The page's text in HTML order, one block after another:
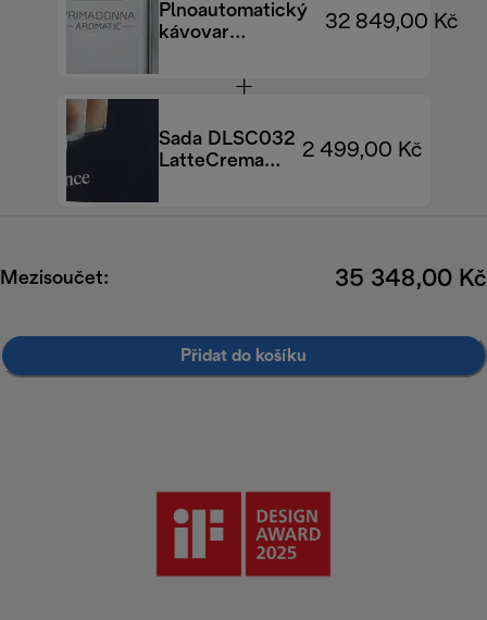
Plnoautomatický
kávovar
Aromatic
ECAM630.55.SM
32 849,00 Kč
Sada DLSC032
LatteCrema
2 499,00 Kč
Mezisoučet: 35 348,00 Kč
Přidat do košíku